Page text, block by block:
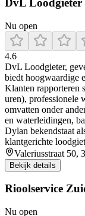
DvL Loodgieter
Nu open
4.6
DvL Loodgieter,
biedt hoogwaardige
Klanten rapporteren
uren), professionele
omvatten onder
en waterleidingen,
Dylan bekendstaat
klantgerichte
Valeriusstraat 50,
Bekijk details
Rioolservice
Nu open